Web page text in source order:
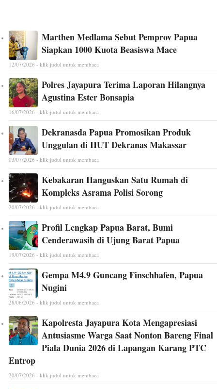
Marthen Medlama Sebut Pemprov Papua
Siapkan 1000 Kuota Beasiswa Mace
12/07/2026 - klik judul untuk membaca
Polres Jayapura Terima Laporan Hilangnya
Agustina Ester Bonsapia
16/07/2026 - klik judul untuk membaca
Dekranasda Papua Promosikan Produk
Unggulan di HUT Dekranas Makassar
03/07/2026 - klik judul untuk membaca
Kebakaran Hanguskan Satu Rumah di
Kompleks Asrama Polisi Sorong
20/07/2026 - klik judul untuk membaca
Profil Lengkap Papua Barat, Bumi
Cenderawasih di Ujung Barat Papua
19/07/2026 - klik judul untuk membaca
Gempa M4.9 Guncang Finschhafen, Papua
Nugini
28/06/2026 - klik judul untuk membaca
Kapolresta Jayapura Kota Mengapresiasi
Antusiasme Warga Saat Nonton Bareng Final
Piala Dunia 2026 di Lapangan Karang PTC
Entrop
20/07/2026 - klik judul untuk membaca